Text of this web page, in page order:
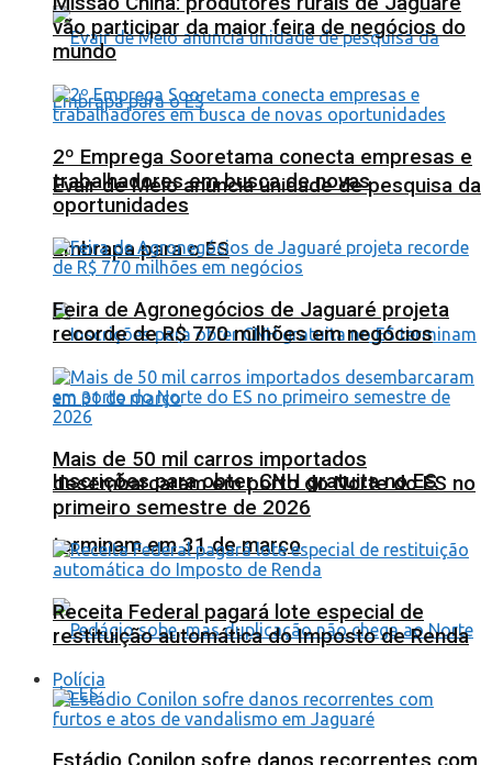
Evair de Melo anuncia unidade de pesquisa da
Embrapa para o ES
Inscrições para obter CNH gratuita no ES
terminam em 31 de março
vão participar da maior feira de negócios do
mundo
2º Emprega Sooretama conecta empresas e
trabalhadores em busca de novas
oportunidades
Feira de Agronegócios de Jaguaré projeta
recorde de R$ 770 milhões em negócios
Mais de 50 mil carros importados
desembarcaram em porto do Norte do ES no
primeiro semestre de 2026
Receita Federal pagará lote especial de
restituição automática do Imposto de Renda
Polícia